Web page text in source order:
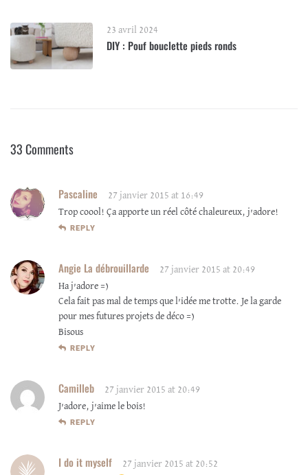
23 avril 2024
DIY : Pouf bouclette pieds ronds
33 Comments
Pascaline
27 janvier 2015 at 16:49
Trop coool! Ça apporte un réel côté chaleureux, j’adore!
REPLY
Angie La débrouillarde
27 janvier 2015 at 20:49
Ha j’adore =)
Cela fait pas mal de temps que l’idée me trotte. Je la garde
pour mes futures projets de déco =)
Bisous
REPLY
Camilleb
27 janvier 2015 at 20:49
J’adore, j’aime le bois!
REPLY
I do it myself
27 janvier 2015 at 20:52